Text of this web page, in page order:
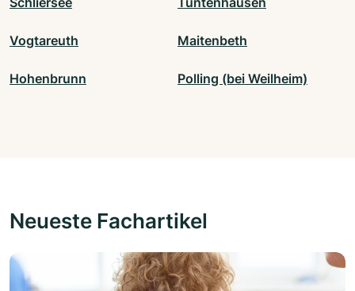
Vogtareuth Maitenbeth
Hohenbrunn Polling (bei Weilheim)
Neueste Fachartikel